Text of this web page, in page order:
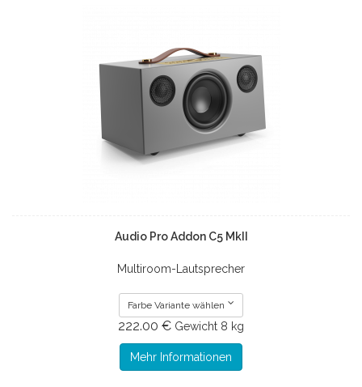
Audio Pro Addon C5 MkII
Multiroom-Lautsprecher
Farbe Variante wählen
222.00 € Gewicht 8 kg
Mehr Informationen